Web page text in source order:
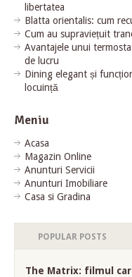
libertatea
Blatta orientalis: cum
Cum au supraviețuit
Avantajele unui
de lucru
Dining elegant și
locuință
Meniu
Acasa
Magazin Online
Anunturi Servicii
Anunturi Imobiliare
Casa si Gradina
POPULAR POSTS
The Matrix: filmul